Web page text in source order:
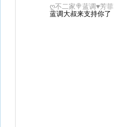
ღ不二家🍭蓝调♥芳菲
蓝调大叔来支持你了